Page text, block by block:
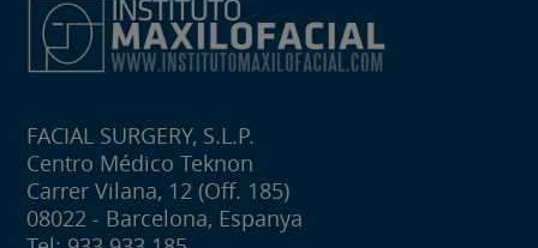
FACIAL SURGERY, S.L.P.
Centro Médico Teknon
Carrer Vilana, 12 (Off. 185)
08022 - Barcelona, Espanya